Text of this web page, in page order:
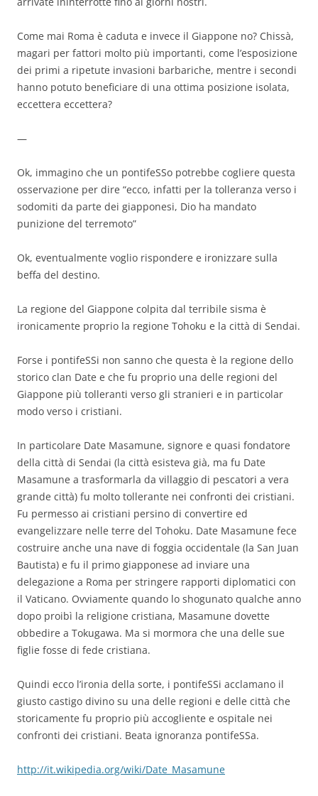
Come mai Roma è caduta e invece il Giappone no? Chissà,
magari per fattori molto più importanti, come l’esposizione
dei primi a ripetute invasioni barbariche, mentre i secondi
hanno potuto beneficiare di una ottima posizione isolata,
eccettera eccettera?
—
Ok, immagino che un pontifeSSo potrebbe cogliere questa
osservazione per dire “ecco, infatti per la tolleranza verso i
sodomiti da parte dei giapponesi, Dio ha mandato
punizione del terremoto”
Ok, eventualmente voglio rispondere e ironizzare sulla
beffa del destino.
La regione del Giappone colpita dal terribile sisma è
ironicamente proprio la regione Tohoku e la città di Sendai.
Forse i pontifeSSi non sanno che questa è la regione dello
storico clan Date e che fu proprio una delle regioni del
Giappone più tolleranti verso gli stranieri e in particolar
modo verso i cristiani.
In particolare Date Masamune, signore e quasi fondatore
della città di Sendai (la città esisteva già, ma fu Date
Masamune a trasformarla da villaggio di pescatori a vera
grande città) fu molto tollerante nei confronti dei cristiani.
Fu permesso ai cristiani persino di convertire ed
evangelizzare nelle terre del Tohoku. Date Masamune fece
costruire anche una nave di foggia occidentale (la San Juan
Bautista) e fu il primo giapponese ad inviare una
delegazione a Roma per stringere rapporti diplomatici con
il Vaticano. Ovviamente quando lo shogunato qualche anno
dopo proibì la religione cristiana, Masamune dovette
obbedire a Tokugawa. Ma si mormora che una delle sue
figlie fosse di fede cristiana.
Quindi ecco l’ironia della sorte, i pontifeSSi acclamano il
giusto castigo divino su una delle regioni e delle città che
storicamente fu proprio più accogliente e ospitale nei
confronti dei cristiani. Beata ignoranza pontifeSSa.
http://it.wikipedia.org/wiki/Date_Masamune